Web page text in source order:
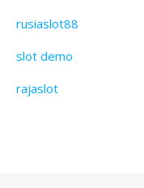
rusiaslot88
slot demo
rajaslot